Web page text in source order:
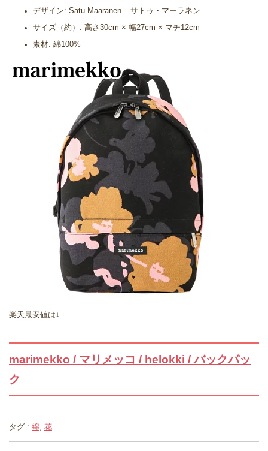
デザイン: Satu Maaranen – サトゥ・マーラネン
サイズ（約）: 高さ30cm × 幅27cm × マチ12cm
素材: 綿100%
楽天最安値は↓
marimekko / マリメッコ / helokki / バックパッ
ク
タグ : 綿, 花